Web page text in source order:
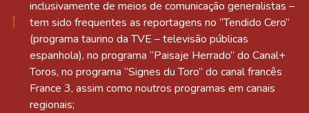
inclusivamente de meios de comunicação generalistas –
tem sido frequentes as reportagens no “Tendido Cero”
(programa taurino da TVE – televisão públicas
espanhola), no programa “Paisaje Herrado” do Canal+
Toros, no programa “Signes du Toro” do canal francês
France 3, assim como noutros programas em canais
regionais;